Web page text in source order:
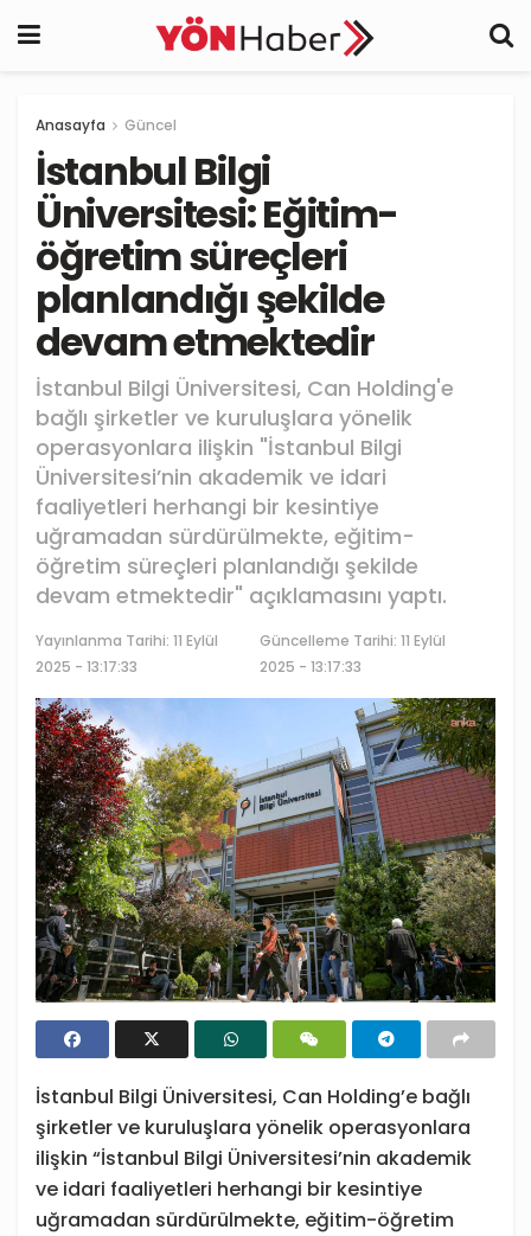
Anasayfa Güncel
İstanbul Bilgi
Üniversitesi: Eğitim-
öğretim süreçleri
planlandığı şekilde
devam etmektedir
İstanbul Bilgi Üniversitesi, Can Holding'e
bağlı şirketler ve kuruluşlara yönelik
operasyonlara ilişkin "İstanbul Bilgi
Üniversitesi’nin akademik ve idari
faaliyetleri herhangi bir kesintiye
uğramadan sürdürülmekte, eğitim-
öğretim süreçleri planlandığı şekilde
devam etmektedir" açıklamasını yaptı.
Yayınlanma Tarihi: 11 Eylül
2025 - 13:17:33
Güncelleme Tarihi: 11 Eylül
2025 - 13:17:33
İstanbul Bilgi Üniversitesi, Can Holding’e bağlı
şirketler ve kuruluşlara yönelik operasyonlara
ilişkin “İstanbul Bilgi Üniversitesi’nin akademik
ve idari faaliyetleri herhangi bir kesintiye
uğramadan sürdürülmekte, eğitim-öğretim